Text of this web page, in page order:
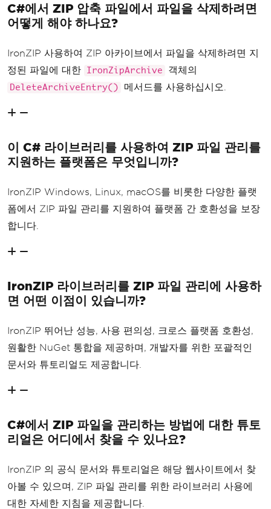
C#에서 ZIP 압축 파일에서 파일을 삭제하려면
어떻게 해야 하나요?
IronZIP 사용하여 ZIP 아카이브에서 파일을 삭제하려면 지
정된 파일에 대한
IronZipArchive 객체의
DeleteArchiveEntry() 메서드를 사용하십시오.
이 C# 라이브러리를 사용하여 ZIP 파일 관리를
지원하는 플랫폼은 무엇입니까?
IronZIP Windows, Linux, macOS를 비롯한 다양한 플랫
폼에서 ZIP 파일 관리를 지원하여 플랫폼 간 호환성을 보장
합니다.
IronZIP 라이브러리를 ZIP 파일 관리에 사용하
면 어떤 이점이 있습니까?
IronZIP 뛰어난 성능, 사용 편의성, 크로스 플랫폼 호환성,
원활한 NuGet 통합을 제공하며, 개발자를 위한 포괄적인
문서와 튜토리얼도 제공합니다.
C#에서 ZIP 파일을 관리하는 방법에 대한 튜토
리얼은 어디에서 찾을 수 있나요?
IronZIP 의 공식 문서와 튜토리얼은 해당 웹사이트에서 찾
아볼 수 있으며, ZIP 파일 관리를 위한 라이브러리 사용에
대한 자세한 지침을 제공합니다.